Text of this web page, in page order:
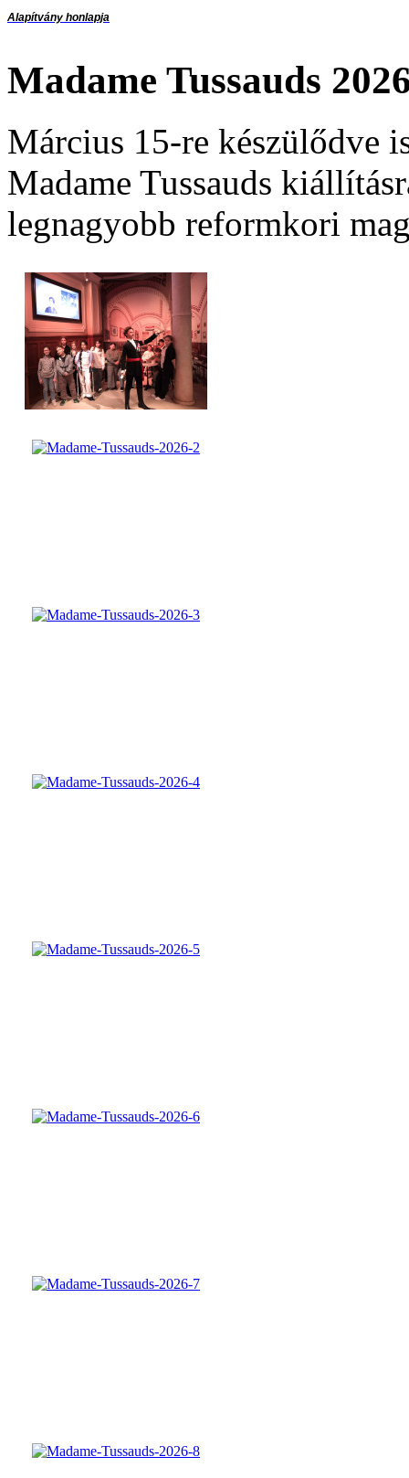
Alapítvány honlapja
Madame Tussauds
Március 15-re készülődve
Madame Tussauds
legnagyobb reformkori